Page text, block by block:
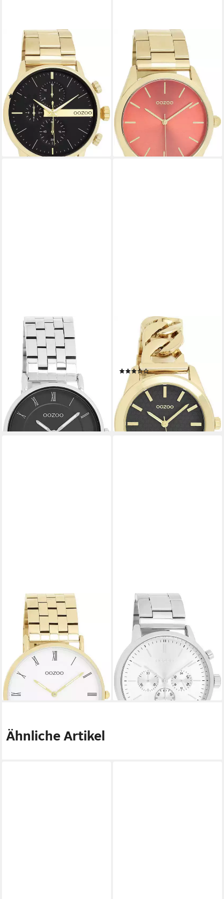
OOZOO
Quarzuhr C11411,
Armbanduhr, Herrenuhr,
Edelstahlarmband, Chrono-
Look
(1)
ab 63,96 € UVP79,95 €
-20%
lieferbar - in 2-3 Werktagen bei dir
OOZOO
Quarzuhr C11432,
Armbanduhr, Damenuhr,
Herrenuhr, Edelstahlarmband,
analog
ab 52,50 €
79,95 €
-34%
lieferbar - in 2-3 Werktagen bei dir
OOZOO
Quarzuhr C20373,
Armbanduhr, Damenuhr,
Edelstahlarmband, analog
ab 47,18 € UVP69,95 €
lieferbar - in 2-3 Werktagen bei dir
OOZOO
Quarzuhr C11422,
Armbanduhr, Damenuhr,
analog
(1)
ab 49,66 € UVP79,95 €
-38%
lieferbar - in 2-3 Werktagen bei dir
OOZOO
Quarzuhr C20369,
Armbanduhr, Damenuhr,
Edelstahlarmband, analog
ab 62,26 € UVP69,95 €
-11%
lieferbar - in 2-3 Werktagen bei dir
OOZOO
Quarzuhr C11405,
Armbanduhr, Herrenuhr,
Edelstahlarmband, analog
ab 50,50 €
79,95 €
-37%
lieferbar - in 2-3 Werktagen bei dir
Ähnliche Artikel